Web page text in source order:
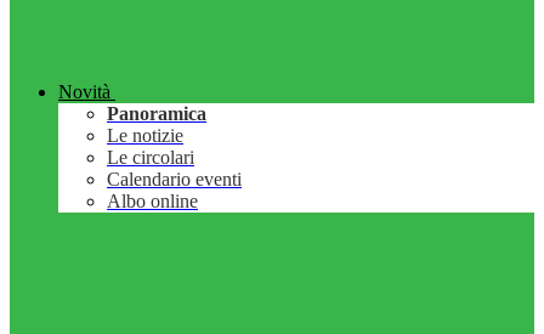
Novità
Panoramica
Le notizie
Le circolari
Calendario eventi
Albo online